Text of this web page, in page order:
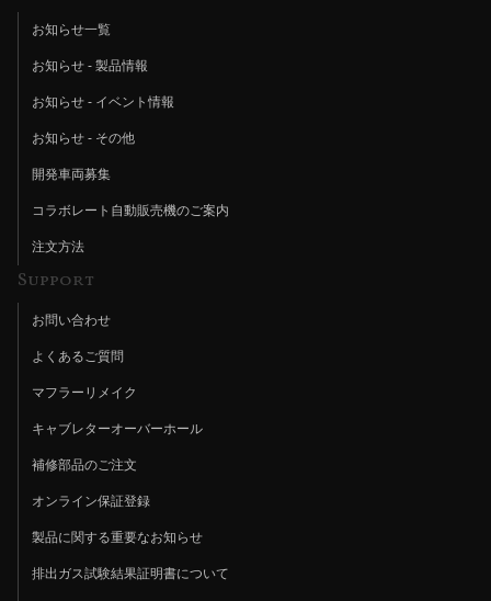
お知らせ一覧
お知らせ - 製品情報
お知らせ - イベント情報
お知らせ - その他
開発車両募集
コラボレート自動販売機のご案内
注文方法
Support
お問い合わせ
よくあるご質問
マフラーリメイク
キャブレターオーバーホール
補修部品のご注文
オンライン保証登録
製品に関する重要なお知らせ
排出ガス試験結果証明書について